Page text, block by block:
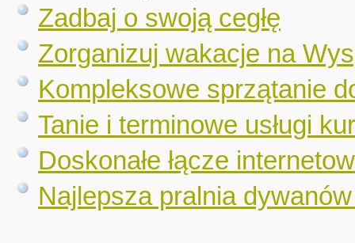
Zadbaj o swoją cegłę
Zorganizuj wakacje na
Kompleksowe sprzątanie
Tanie i terminowe usługi
Doskonałe łącze
Najlepsza pralnia